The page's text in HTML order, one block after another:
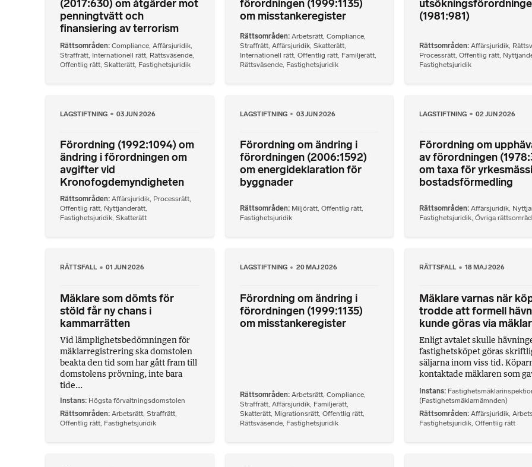
(2017:630) om åtgärder mot
penningtvätt och
finansiering av terrorism
Rättsområden Compliance Affärsjuridik
Straffrätt Internationell rätt Rättsväsende
Offentlig rätt Skatterätt Fastighetsjuridik
förordningen (1999:1135)
om misstankeregister
Rättsområden Arbetsrätt, Compliance,
Straffrätt, Affärsjuridik, Skatterätt,
Internationell rätt, Offentlig rätt, Familjerätt,
Rättsväsende, Fastighetsjuridik
(1981:981)
Rättsområden Affärsjuridik
Processrätt Offentlig rätt
Fastighetsjuridik
LAGSTIFTNING 03 JUN 2026
Förordning (1992:1094) om
ändring i förordningen om
avgifter vid
Kronofogdemyndigheten
Rättsområden Affärsjuridik, Processrätt,
Offentlig rätt, Nyttjanderätt,
Fastighetsjuridik, Skatterätt
LAGSTIFTNING 03 JUN 2026
Förordning om ändring i
förordningen (2006:1592)
om energideklaration för
byggnader
Rättsområden Miljörätt, Offentlig rätt,
Fastighetsjuridik
LAGSTIFTNING 02 JUN 2026
Förordning om
av förordningen
om taxa för
bostadsförmedling
Rättsområden Affärsjuridik,
Fastighetsjuridik, Övriga
RÄTTSFALL 01 JUN 2026
Mäklare som dömts för
stöld får ny chans i
kammarrätten
Vid lämplighetsbedömningen för
mäklarregistrering ska domstolen
beakta den tid som har gått fram till
domstolens prövning, inte bara
tide...
Instans Högsta förvaltningsdomstolen
Rättsområden Arbetsrätt, Straffrätt,
Offentlig rätt, Fastighetsjuridik
LAGSTIFTNING 20 MAJ 2026
Förordning om ändring i
förordningen (1999:1135)
om misstankeregister
Rättsområden Arbetsrätt, Compliance,
Straffrätt, Affärsjuridik, Familjerätt,
Skatterätt, Migrationsrätt, Offentlig rätt,
Rättsväsende, Fastighetsjuridik
RÄTTSFALL 18 MAJ 2026
Mäklare varnas när
trodde att formell
kunde göras via
Enligt avtalet skulle
fastighetsköpet göras
säljarna inom viss tid.
kontaktade mäklaren som
Instans
(Fastighetsmäklarnämnden)
Rättsområden Affärsjuridik,
Fastighetsjuridik, Offentlig rätt